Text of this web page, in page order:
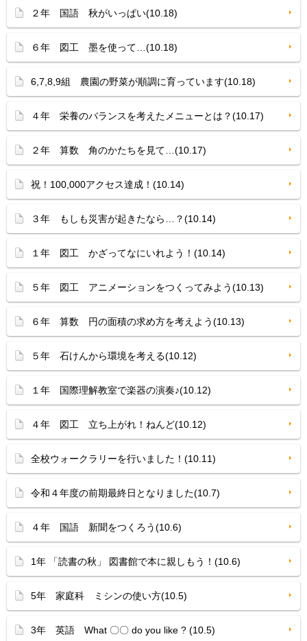
２年 国語 秋がいっぱい(10.18)
６年 図工 墨を使って…(10.18)
6,7,8,9組 農園の野菜が順調に育っています(10.18)
４年 栄養のバランスを考えたメニューとは？(10.17)
２年 算数 角のかたちを見て…(10.17)
祝！100,000アクセス達成！(10.14)
３年 もしも災害が起きたなら…？(10.14)
１年 図工 かざってなにいれよう！(10.14)
５年 図工 アニメーションをつくってみよう(10.13)
６年 算数 円の面積の求め方を考えよう(10.13)
５年 石けんから環境を考える(10.12)
１年 国際理解教室で楽器の演奏♪(10.12)
４年 図工 立ち上がれ！ねんど(10.12)
全校ウォークラリーを行いました！(10.11)
令和４年度の前期最終日となりました(10.7)
４年 国語 新聞をつくろう(10.6)
1年 「読書の秋」 図書館で本に親しもう！(10.6)
5年 家庭科 ミシンの使い方(10.5)
3年 英語 What 〇〇 do you like ? (10.5)